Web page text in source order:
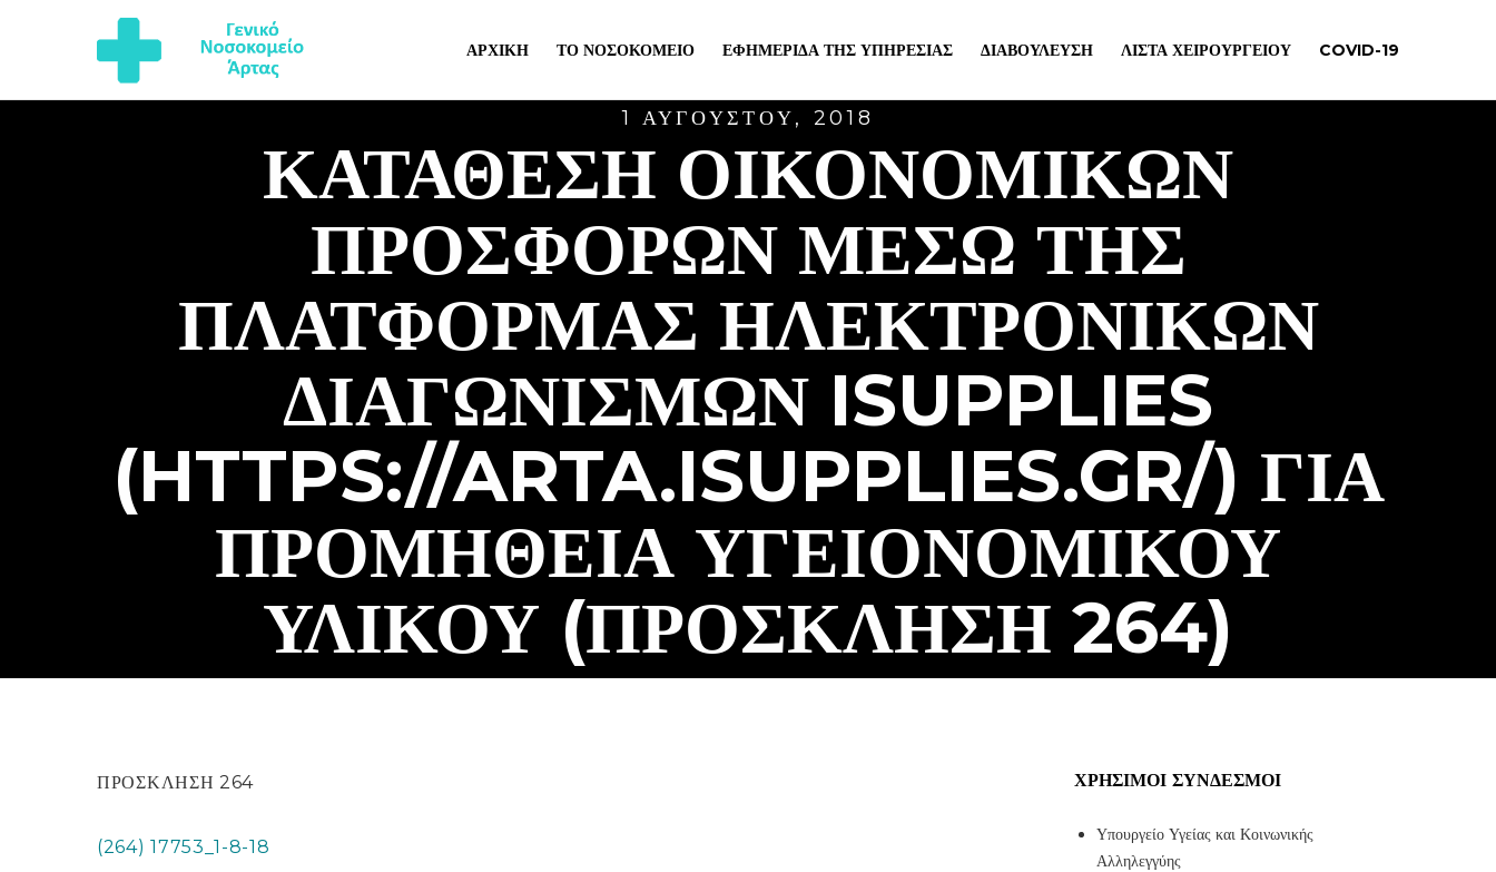
ΑΡΧΙΚΉ ΤΟ ΝΟΣΟΚΟΜΕΊΟ ΕΦΗΜΕΡΊΔΑ ΤΗΣ ΥΠΗΡΕΣΊΑΣ ΔΙΑΒΟΎΛΕΥΣΗ ΛΊΣΤΑ ΧΕΙΡΟΥΡΓΕΊΟΥ COVID-19
1 ΑΥΓΟΎΣΤΟΥ, 2018
ΚΑΤΑΘΕΣΗ ΟΙΚΟΝΟΜΙΚΩΝ
ΠΡΟΣΦΟΡΩΝ ΜΕΣΩ ΤΗΣ
ΠΛΑΤΦΟΡΜΑΣ ΗΛΕΚΤΡΟΝΙΚΩΝ
ΔΙΑΓΩΝΙΣΜΩΝ ISUPPLIES
(HTTPS://ARTA.ISUPPLIES.GR/) ΓΙΑ
ΠΡΟΜΗΘΕΙΑ ΥΓΕΙΟΝΟΜΙΚΟΥ
ΥΛΙΚΟΥ (ΠΡΟΣΚΛΗΣΗ 264)
ΠΡΟΣΚΛΗΣΗ 264
(264) 17753_1-8-18
ΧΡΉΣΙΜΟΙ ΣΎΝΔΕΣΜΟΙ
Υπουργείο Υγείας και Κοινωνικής
Αλληλεγγύης